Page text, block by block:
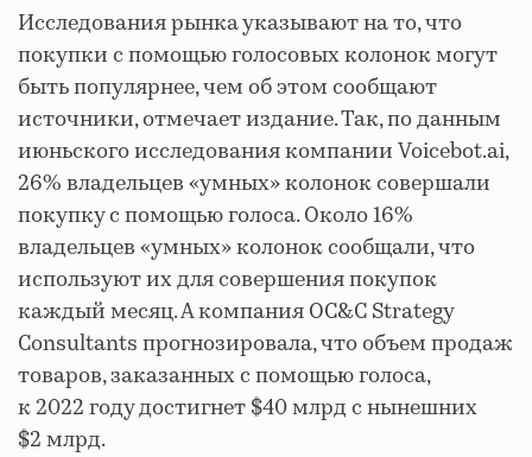
Исследования рынка указывают на то, что
покупки с помощью голосовых колонок могут
быть популярнее, чем об этом сообщают
источники, отмечает издание. Так, по данным
июньского исследования компании Voicebot.ai,
26% владельцев «умных» колонок совершали
покупку с помощью голоса. Около 16%
владельцев «умных» колонок сообщали, что
используют их для совершения покупок
каждый месяц. А компания OC&C Strategy
Consultants прогнозировала, что объем продаж
товаров, заказанных с помощью голоса,
к 2022 году достигнет $40 млрд с нынешних
$2 млрд.